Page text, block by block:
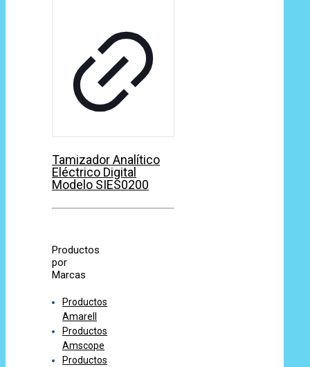
Tamizador Analítico
Eléctrico Digital
Modelo SIES0200
Productos
por
Marcas
Productos
Amarell
Productos
Amscope
Productos